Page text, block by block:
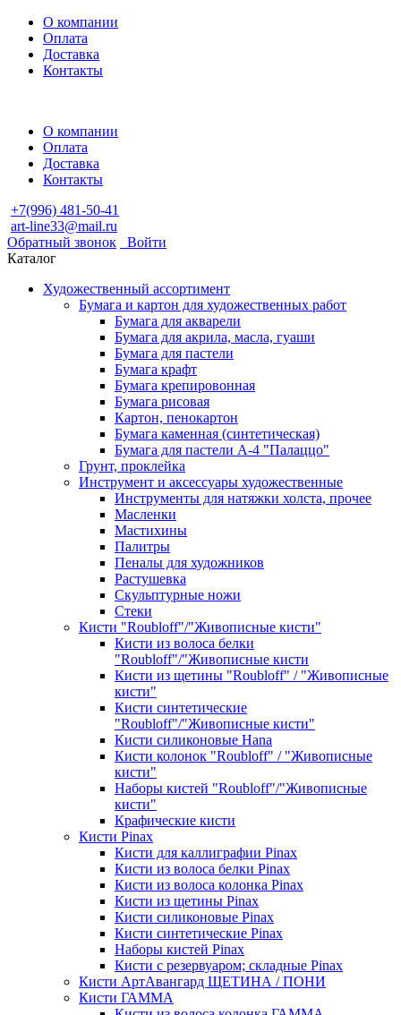
О компании
Оплата
Доставка
Контакты
О компании
Оплата
Доставка
Контакты
+7(996) 481-50-41
art-line33@mail.ru
Обратный звонок
Войти
Каталог
Художественный ассортимент
Бумага и картон для художественных работ
Бумага для акварели
Бумага для акрила, масла, гуаши
Бумага для пастели
Бумага крафт
Бумага крепировонная
Бумага рисовая
Картон, пенокартон
Бумага каменная (синтетическая)
Бумага для пастели А-4 "Палаццо"
Грунт, проклейка
Инструмент и аксессуары художественные
Инструменты для натяжки холста, прочее
Масленки
Мастихины
Палитры
Пеналы для художников
Растушевка
Скульптурные ножи
Стеки
Кисти "Roubloff"/"Живописные кисти"
Кисти из волоса белки
"Roubloff"/"Живописные кисти
Кисти из щетины "Roubloff" / "Живописные
кисти"
Кисти синтетические
"Roubloff"/"Живописные кисти"
Кисти силиконовые Hana
Кисти колонок "Roubloff" / "Живописные
кисти"
Наборы кистей "Roubloff"/"Живописные
кисти"
Крафические кисти
Кисти Pinax
Кисти для каллиграфии Pinax
Кисти из волоса белки Pinax
Кисти из волоса колонка Pinax
Кисти из щетины Pinax
Кисти силиконовые Pinax
Кисти синтетические Pinax
Наборы кистей Pinax
Кисти с резервуаром; складные Pinax
Кисти АртАвангард ЩЕТИНА / ПОНИ
Кисти ГАММА